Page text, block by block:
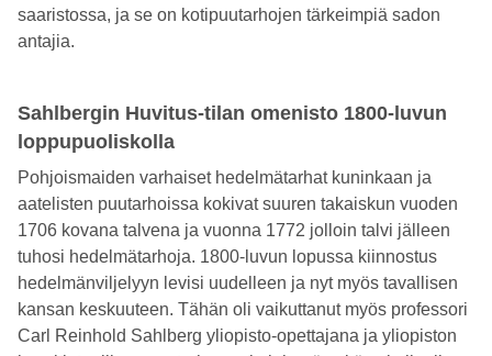
saaristossa, ja se on kotipuutarhojen tärkeimpiä sadon
antajia.
Sahlbergin Huvitus-tilan omenisto 1800-luvun
loppupuoliskolla
Pohjoismaiden varhaiset hedelmätarhat kuninkaan ja
aatelisten puutarhoissa kokivat suuren takaiskun vuoden
1706 kovana talvena ja vuonna 1772 jolloin talvi jälleen
tuhosi hedelmätarhoja. 1800-luvun lopussa kiinnostus
hedelmänviljelyyn levisi uudelleen ja nyt myös tavallisen
kansan keskuuteen. Tähän oli vaikuttanut myös professori
Carl Reinhold Sahlberg yliopisto-opettajana ja yliopiston